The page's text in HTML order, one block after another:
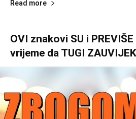
Read more
OVI znakovi SU i
vrijeme da TUGI